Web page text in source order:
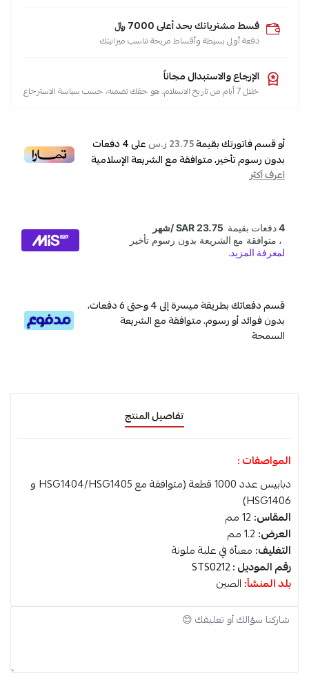
قسط مشترياتك بحد أعلى 7000 ﷼
دفعة أولى بسيطة وأقساط مريحة تناسب ميزانيتك
الإرجاع والاستبدال مجاناً
خلال 7 أيام من تاريخ الاستلام، هو حقك تضمنه، حسب سياسة الاسترجاع
أو قسم فاتورتك بقيمة23.75 ر.س على4دفعات
بدون رسوم تأخير، متوافقة مع الشريعة الإسلامية
اعرف أكثر
قسم دفعاتك بطريقة ميسرة إلى 4 وحتى 6 دفعات،
بدون فوائد أو رسوم. متوافقة مع الشريعة
السمحة
تفاصيل المنتج
المواصفات :
دبابيس عدد 1000 قطعة (متوافقة مع HSG1404/HSG1405 و
HSG1406)
المقاس:
العرض:
التغليف: معبأة في علبة ملونة
رقم الموديل :STS0212
بلد المنشأ: الصين